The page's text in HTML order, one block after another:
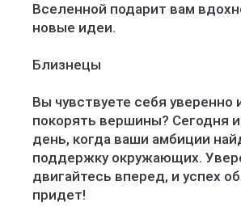
Вселенной подарит вам
новые идеи.
Близнецы
Вы чувствуете себя уверенно
покорять вершины? Сегодня
день, когда ваши амбиции
поддержку окружающих.
двигайтесь вперед, и успех
придет!